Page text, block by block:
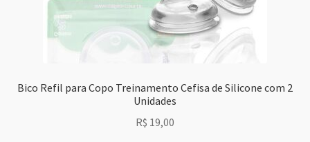
Bico Refil para Copo Treinamento Cefisa de Silicone com 2
Unidades
R$ 19,00